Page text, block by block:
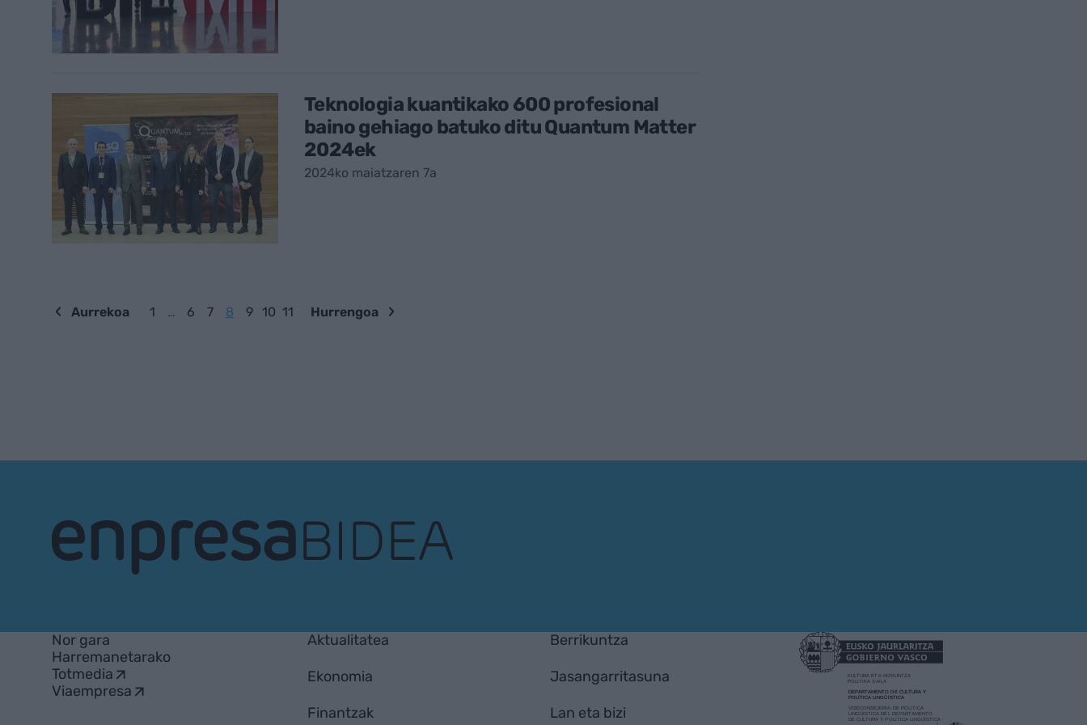
Teknologia kuantikako 600 profesional
baino gehiago batuko ditu Quantum Matter
2024ek
2024ko maiatzaren 7a
Aurrekoa 1 … 6 7 8 9 10 11 Hurrengoa
Nor gara
Harremanetarako
Totmedia
Viaempresa
Aktualitatea
Ekonomia
Finantzak
Berrikuntza
Jasangarritasuna
Lan eta bizi